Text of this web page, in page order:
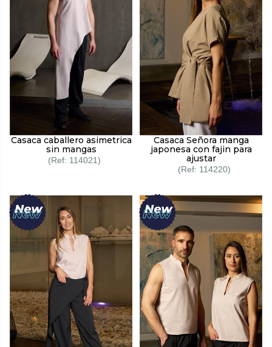
Casaca caballero asimetrica
sin mangas
114021
Casaca Señora manga
japonesa con fajin para
ajustar
114220